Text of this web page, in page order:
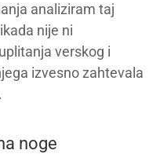
analiziram taj
nije ni
verskog i
izvesno zahtevala
noge